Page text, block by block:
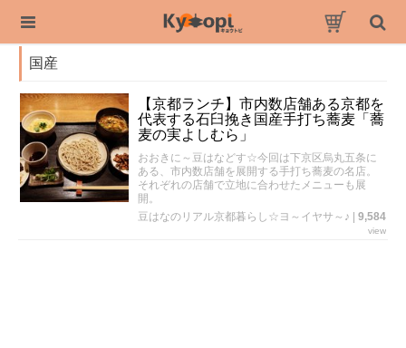
国産
【京都ランチ】市内数店舗ある京都を
代表する石臼挽き国産手打ち蕎麦「蕎
麦の実よしむら」
おおきに～豆はなどす☆今回は下京区烏丸五条に
ある、市内数店舗を展開する手打ち蕎麦の名店。
それぞれの店舗で立地に合わせたメニューも展
開。
豆はなのリアル京都暮らし☆ヨ～イヤサ～♪
9,584
view